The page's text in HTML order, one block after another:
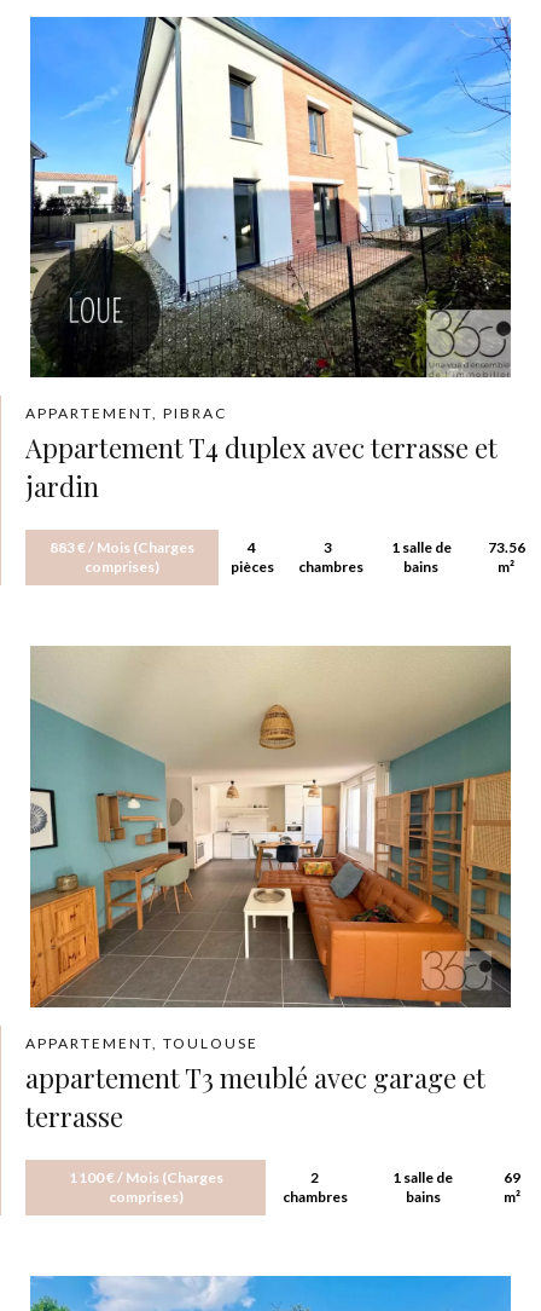
APPARTEMENT, PIBRAC
Appartement T4 duplex avec terrasse et
jardin
883 € / Mois (Charges
comprises)
4
pièces
3
chambres
1 salle de
bains
73.56
m²
APPARTEMENT, TOULOUSE
appartement T3 meublé avec garage et
terrasse
1 100 € / Mois (Charges
comprises)
2
chambres
1 salle de
bains
69
m²